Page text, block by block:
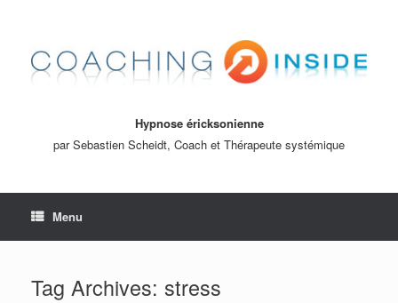
Hypnose éricksonienne
par Sebastien Scheidt, Coach et Thérapeute systémique
Menu
Tag Archives: stress